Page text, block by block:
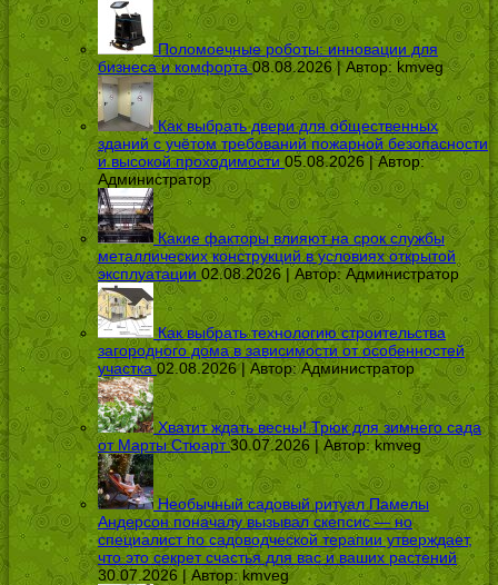
Поломоечные роботы: инновации для
бизнеса и комфорта 08.08.2026 | Автор: kmveg
Как выбрать двери для общественных
зданий с учётом требований пожарной безопасности
и высокой проходимости 05.08.2026 | Автор:
Администратор
Какие факторы влияют на срок службы
металлических конструкций в условиях открытой
эксплуатации 02.08.2026 | Автор:Администратор
Как выбрать технологию строительства
загородного дома в зависимости от особенностей
участка 02.08.2026 | Автор:Администратор
Хватит ждать весны! Трюк для зимнего сада
от Марты Стюарт 30.07.2026 | Автор:kmveg
Необычный садовый ритуал Памелы
Андерсон поначалу вызывал скепсис — но
специалист по садоводческой терапии утверждает,
что это секрет счастья для вас и ваших растений
30.07.2026 | Автор:kmveg